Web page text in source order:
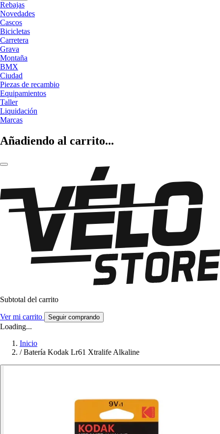
Rebajas
Novedades
Cascos
Bicicletas
Carretera
Grava
Montaña
BMX
Ciudad
Piezas de recambio
Equipamientos
Taller
Liquidación
Marcas
Añadiendo al carrito...
Subtotal del carrito
Ver mi carrito Seguir comprando
Loading...
Inicio
/ Batería Kodak Lr61 Xtralife Alkaline